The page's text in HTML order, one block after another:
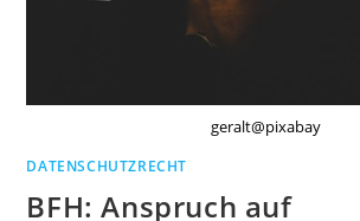
geralt@pixabay
DATENSCHUTZRECHT
BFH: Anspruch auf